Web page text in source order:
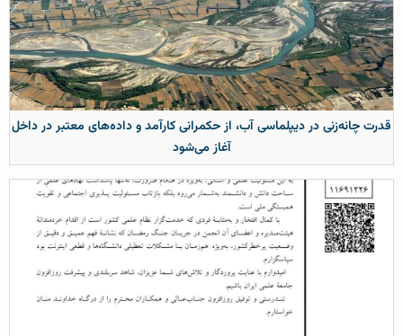
قدرت چانه‌زنی در دیپلماسی آب، از حکمرانی کارآمد و داده‌های معتبر در داخل
آغاز می‌شود